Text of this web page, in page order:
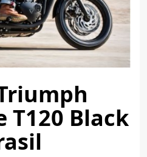
T120 Black